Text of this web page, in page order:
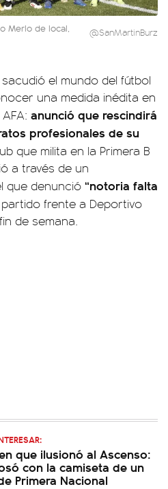
Merlo de local, @SanMartinBurz
sacudió el mundo del fútbol
una medida inédita en
anunció que rescindirá
profesionales de su
que milita en la Primera B
a través de un
que denunció “notoria falta
frente a Deportivo
de semana.
que ilusionó al Ascenso:
con la camiseta de un
Primera Nacional